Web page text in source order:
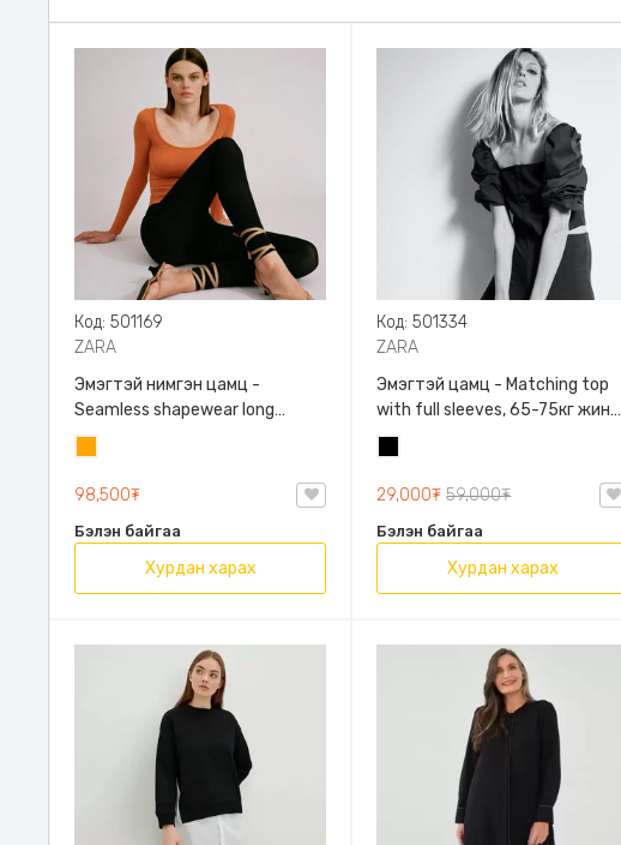
Код: 501169
ZARA
Эмэгтэй нимгэн цамц -
Seamless shapewear long
sleeve t-shirt, 40-60кг жинд
таарна, ZARA, 8779/458/615,
Урт ханцуйтай
98,500₮
Бэлэн байгаа
Хурдан харах
Код: 501334
ZARA
Эмэгтэй цамц - Matching top
with full sleeves, 65-75кг жинд
таарна, ZARA, 0962/642/800,
Задгай энгэртэй, Урт
ханцуйтай, Богино
29,000₮59,000₮
Бэлэн байгаа
Хурдан харах